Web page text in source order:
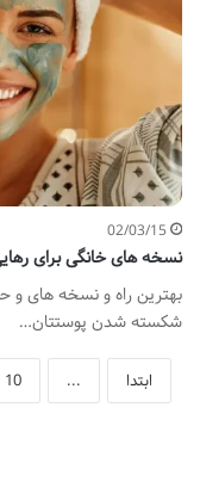
02/03/15
نسخه های خانگی برای
بهترین راه و نسخه های و
شکسته شدن پوستتان…
ابتدا ...
10